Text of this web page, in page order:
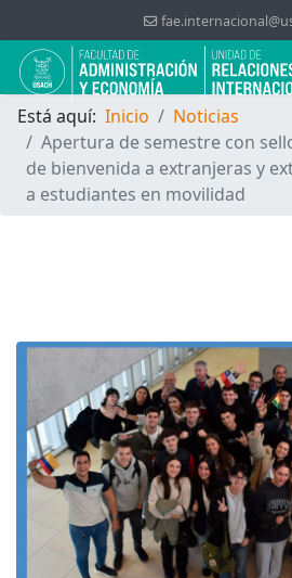
Está aquí: Inicio
Noticias
Apertura de semestre con
de bienvenida a extranjeras y
a estudiantes en movilidad